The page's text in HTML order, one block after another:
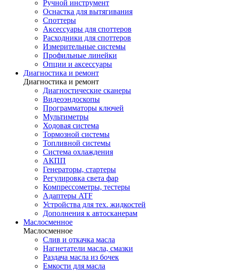
Ручной инструмент
Оснастка для вытягивания
Споттеры
Аксессуары для споттеров
Расходники для споттеров
Измерительные системы
Профильные линейки
Опции и аксессуары
Диагностика и ремонт
Диагностика и ремонт
Диагностические сканеры
Видеоэндоскопы
Программаторы ключей
Мультиметры
Ходовая система
Тормозной системы
Топливной системы
Система охлаждения
АКПП
Генераторы, стартеры
Регулировка света фар
Компрессометры, тестеры
Адаптеры ATF
Устройства для тех. жидкостей
Дополнения к автосканерам
Маслосменное
Маслосменное
Слив и откачка масла
Нагнетатели масла, смазки
Раздача масла из бочек
Емкости для масла